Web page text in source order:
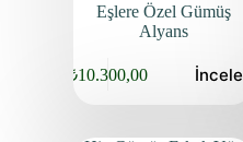
Eşlere Özel Gümüş
Alyans
₺10.300,00 İncele